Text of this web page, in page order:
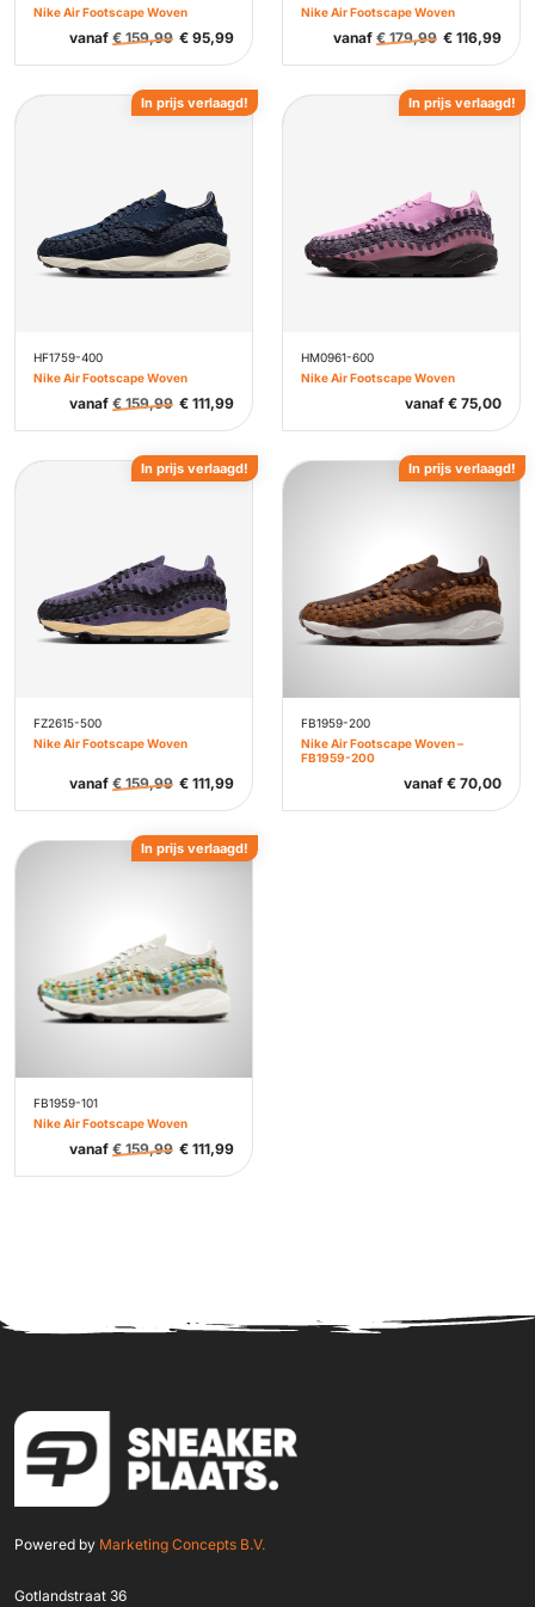
Nike Air Footscape Woven
vanaf €159,99 € 95,99
Nike Air Footscape Woven
vanaf €179,99 € 116,99
HF1759-400
Nike Air Footscape Woven
vanaf €159,99 € 111,99
In prijs verlaagd!
HM0961-600
Nike Air Footscape Woven
vanaf € 75,00
In prijs verlaagd!
FZ2615-500
Nike Air Footscape Woven
vanaf €159,99 € 111,99
In prijs verlaagd!
FB1959-200
Nike Air Footscape Woven –
FB1959-200
vanaf € 70,00
In prijs verlaagd!
FB1959-101
Nike Air Footscape Woven
vanaf €159,99 € 111,99
In prijs verlaagd!
Powered by Marketing Concepts B.V.
Gotlandstraat 36